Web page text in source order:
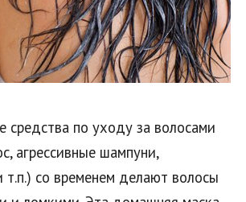
по уходу за волосами
агрессивные шампуни,
т.п.) со временем делают волосы